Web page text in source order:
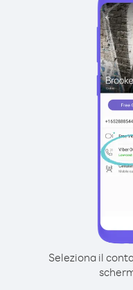
Seleziona il